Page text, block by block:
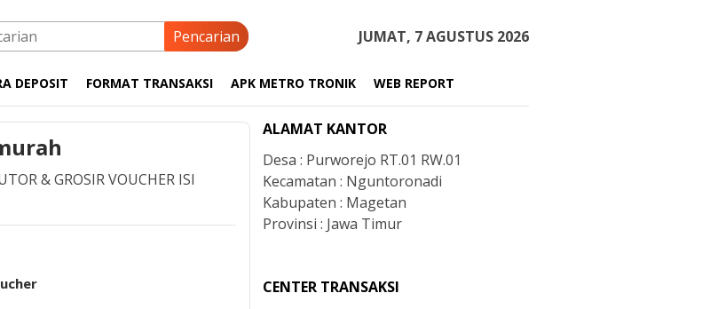
Pencarian JUMAT, 7 AGUSTUS 2026
DEPOSIT FORMAT TRANSAKSI APK METRO TRONIK WEB REPORT
& GROSIR VOUCHER ISI
ALAMAT KANTOR
Desa : Purworejo RT.01 RW.01
Kecamatan : Nguntoronadi
Kabupaten : Magetan
Provinsi : Jawa Timur
CENTER TRANSAKSI